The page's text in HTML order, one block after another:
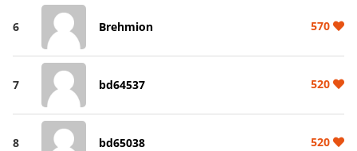
6 Brehmion 570
7 bd64537 520
8 bd65038 520